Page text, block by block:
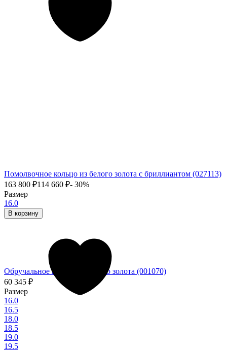
Помолвочное кольцо из белого золота с бриллиантом (027113)
163 800 ₽114 660 ₽- 30%
Размер
16.0
В корзину
Обручальное кольцо из белого золота (001070)
60 345 ₽
Размер
16.0
16.5
18.0
18.5
19.0
19.5